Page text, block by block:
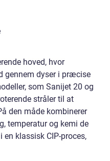
hoved, hvor
gennem dyser i præcise
som Sanijet 20 og
stråler til at
den måde kombinerer
temperatur og kemi de
klassisk CIP-proces,